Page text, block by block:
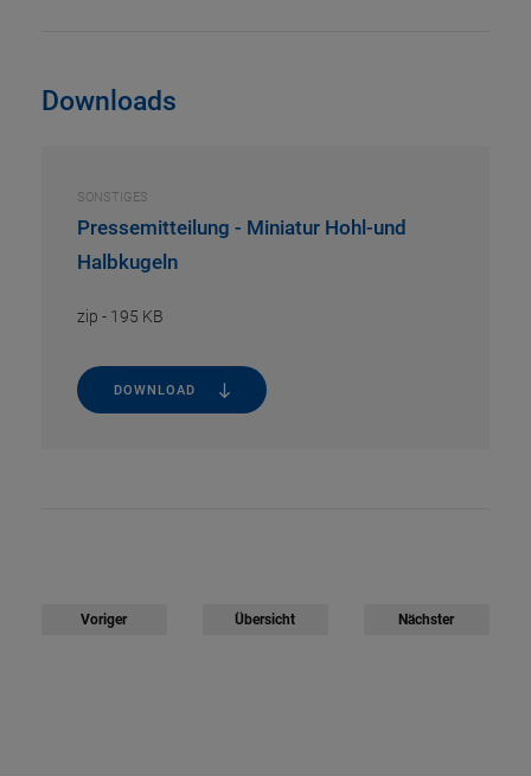
Downloads
SONSTIGES
Pressemitteilung - Miniatur Hohl-und
Halbkugeln
zip - 195 KB
DOWNLOAD
Voriger Übersicht Nächster